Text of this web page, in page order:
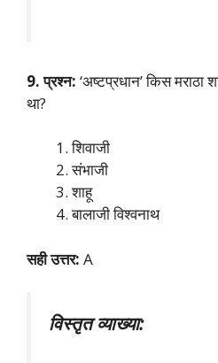
9. प्रश्न: ‘अष्टप्रधान’ किस
था?
शिवाजी
संभाजी
शाहू
बालाजी विश्वनाथ
सही उत्तर: A
विस्तृत व्याख्या: